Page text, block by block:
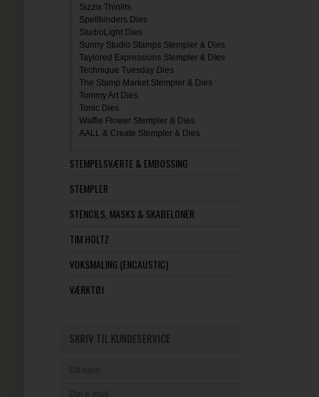
Sizzix Thinlits
Spellbinders Dies
StudioLight Dies
Sunny Studio Stamps Stempler & Dies
Taylored Expressions Stempler & DIes
Technique Tuesday Dies
The Stamp Market Stempler & Dies
Tommy Art Dies
Tonic Dies
Waffle Flower Stempler & Dies
AALL & Create Stempler & Dies
STEMPELSVÆRTE & EMBOSSING
STEMPLER
STENCILS, MASKS & SKABELONER
TIM HOLTZ
VOKSMALING (ENCAUSTIC)
VÆRKTØJ
SKRIV TIL KUNDESERVICE